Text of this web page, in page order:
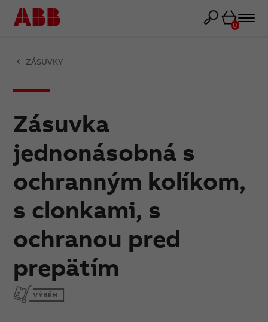
Košík
0
ZÁSUVKY
Zásuvka
jednonásobná s
ochranným kolíkom,
s clonkami, s
ochranou pred
prepätím